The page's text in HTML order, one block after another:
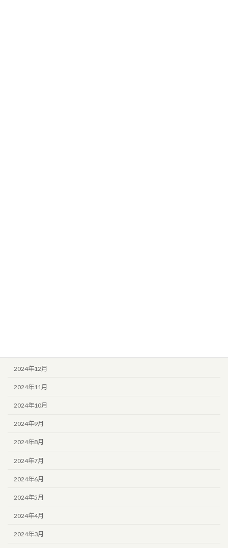
2024年12月
2024年11月
2024年10月
2024年9月
2024年8月
2024年7月
2024年6月
2024年5月
2024年4月
2024年3月